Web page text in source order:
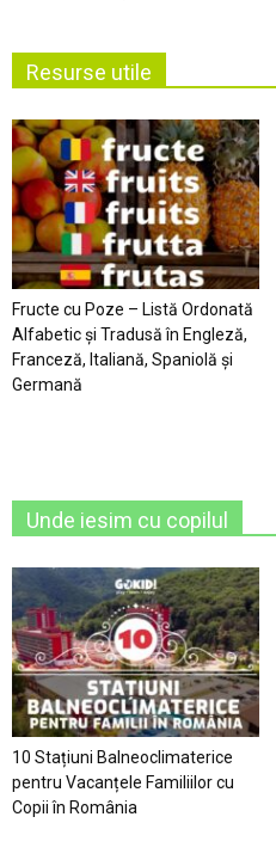
Resurse utile
Fructe cu Poze – Listă Ordonată
Alfabetic şi Tradusă în Engleză,
Franceză, Italiană, Spaniolă şi
Germană
Unde iesim cu copilul
10 Stațiuni Balneoclimaterice
pentru Vacanțele Familiilor cu
Copii în România